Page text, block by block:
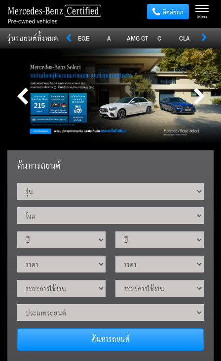
ติดต่อเรา Menu
รุ่นรถยนต์ทั้งหมด
Sprinter V Vito EQE A AMG GT C CLA CLE
ค้นหารถยนต์
ค้นหารถยนต์